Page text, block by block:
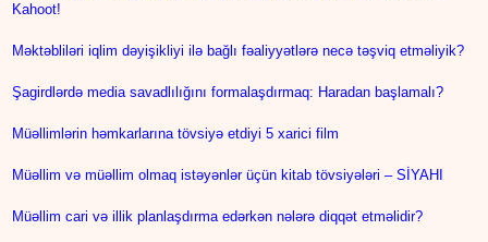
Kahoot!
Məktəbliləri iqlim dəyişikliyi ilə bağlı fəaliyyətlərə necə təşviq etməliyik?
Şagirdlərdə media savadlılığını formalaşdırmaq: Haradan başlamalı?
Müəllimlərin həmkarlarına tövsiyə etdiyi 5 xarici film
Müəllim və müəllim olmaq istəyənlər üçün kitab tövsiyələri – SİYAHI
Müəllim cari və illik planlaşdırma edərkən nələrə diqqət etməlidir?